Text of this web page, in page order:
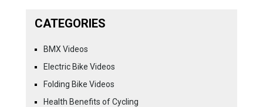
CATEGORIES
BMX Videos
Electric Bike Videos
Folding Bike Videos
Health Benefits of Cycling